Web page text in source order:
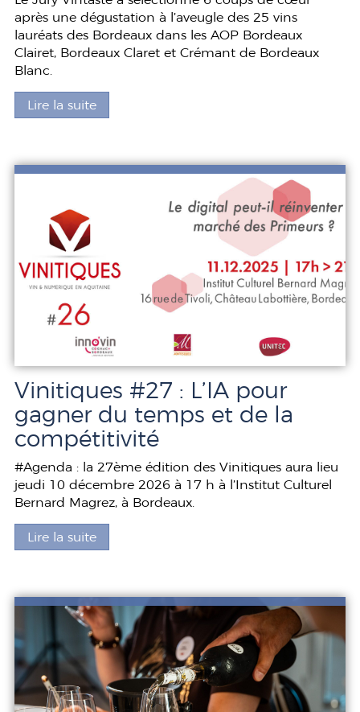
après une dégustation à l’aveugle des 25 vins
lauréats des Bordeaux dans les AOP Bordeaux
Clairet, Bordeaux Claret et Crémant de Bordeaux
Blanc.
Lire la suite
Vinitiques #27 : L’IA pour
gagner du temps et de la
compétitivité
#Agenda : la 27ème édition des Vinitiques aura lieu
jeudi 10 décembre 2026 à 17 h à l’Institut Culturel
Bernard Magrez, à Bordeaux.
Lire la suite